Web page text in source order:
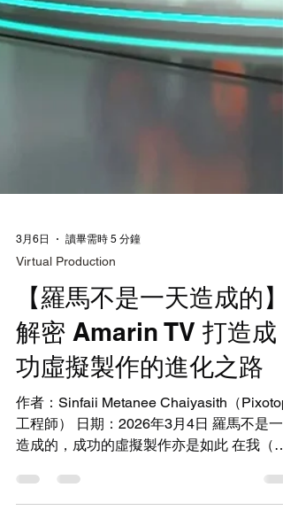
3月6日 讀畢需時 5 分鐘
Virtual Production
【羅馬不是一天造成的】